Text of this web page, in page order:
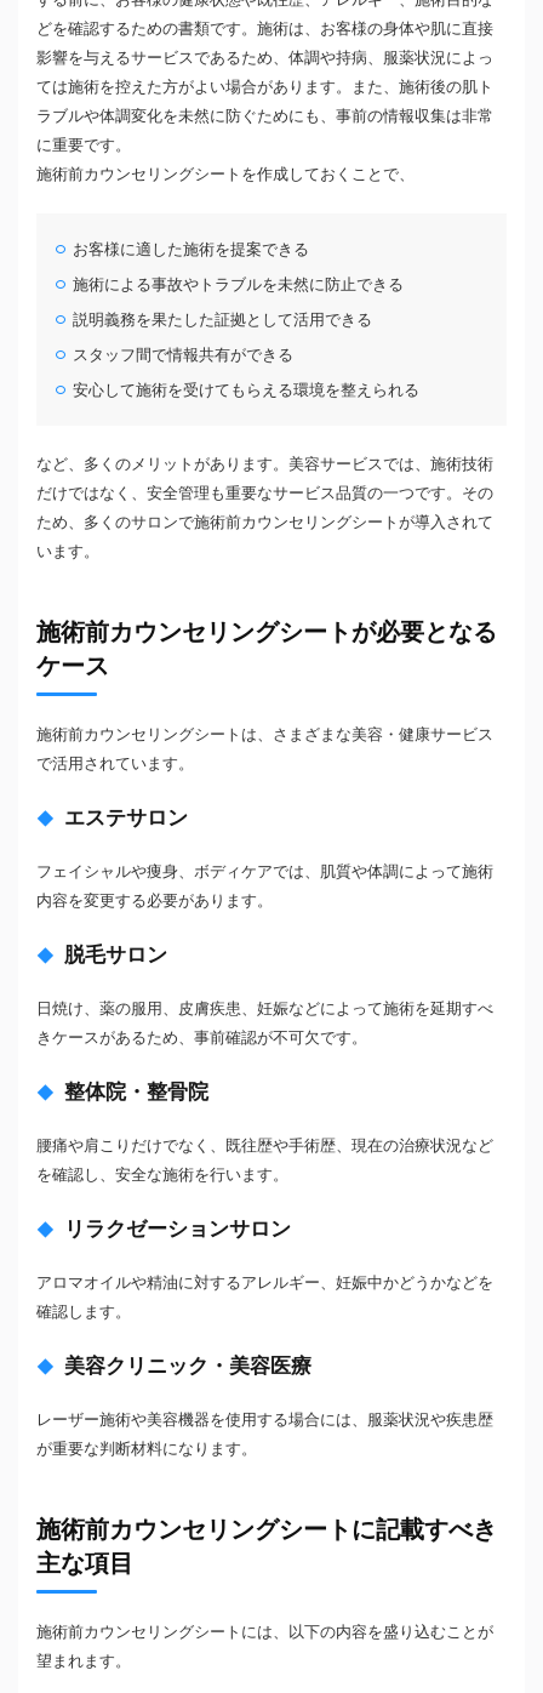
どを確認するための書類です。施術は、お客様の身体や肌に直接
影響を与えるサービスであるため、体調や持病、服薬状況によっ
ては施術を控えた方がよい場合があります。また、施術後の肌ト
ラブルや体調変化を未然に防ぐためにも、事前の情報収集は非常
に重要です。
施術前カウンセリングシートを作成しておくことで、
お客様に適した施術を提案できる
施術による事故やトラブルを未然に防止できる
説明義務を果たした証拠として活用できる
スタッフ間で情報共有ができる
安心して施術を受けてもらえる環境を整えられる
など、多くのメリットがあります。美容サービスでは、施術技術
だけではなく、安全管理も重要なサービス品質の一つです。その
ため、多くのサロンで施術前カウンセリングシートが導入されて
います。
施術前カウンセリングシートが必要となる
ケース
施術前カウンセリングシートは、さまざまな美容・健康サービス
で活用されています。
エステサロン
フェイシャルや痩身、ボディケアでは、肌質や体調によって施術
内容を変更する必要があります。
脱毛サロン
日焼け、薬の服用、皮膚疾患、妊娠などによって施術を延期すべ
きケースがあるため、事前確認が不可欠です。
整体院・整骨院
腰痛や肩こりだけでなく、既往歴や手術歴、現在の治療状況など
を確認し、安全な施術を行います。
リラクゼーションサロン
アロマオイルや精油に対するアレルギー、妊娠中かどうかなどを
確認します。
美容クリニック・美容医療
レーザー施術や美容機器を使用する場合には、服薬状況や疾患歴
が重要な判断材料になります。
施術前カウンセリングシートに記載すべき
主な項目
施術前カウンセリングシートには、以下の内容を盛り込むことが
望まれます。